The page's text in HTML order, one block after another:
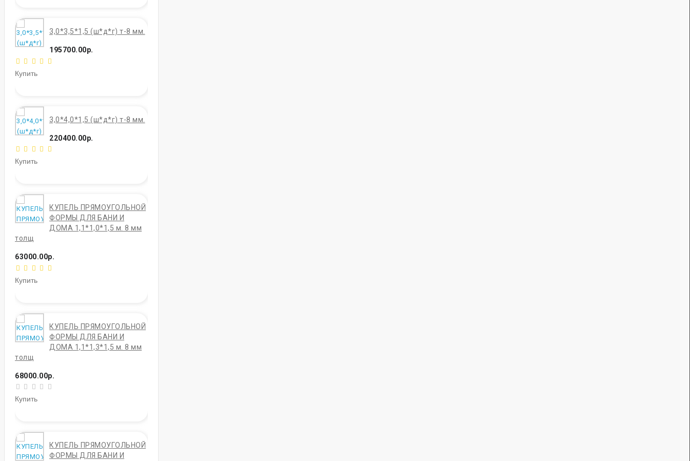
3,0*3,5*1,5 (ш*д*г) т-8 мм.
195700.00р.
Купить
3,0*4,0*1,5 (ш*д*г) т-8 мм.
220400.00р.
Купить
КУПЕЛЬ ПРЯМОУГОЛЬНОЙ
ФОРМЫ ДЛЯ БАНИ И
ДОМА 1,1*1,0*1,5 м. 8 мм
толщ
63000.00р.
Купить
КУПЕЛЬ ПРЯМОУГОЛЬНОЙ
ФОРМЫ ДЛЯ БАНИ И
ДОМА 1,1*1,3*1,5 м. 8 мм
толщ
68000.00р.
Купить
КУПЕЛЬ ПРЯМОУГОЛЬНОЙ
ФОРМЫ ДЛЯ БАНИ И